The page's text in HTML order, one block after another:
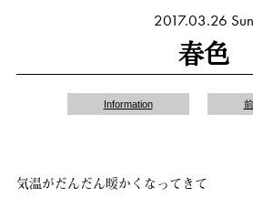
2017.03.26 Sun
春色
Information
気温がだんだん暖かくなってきて